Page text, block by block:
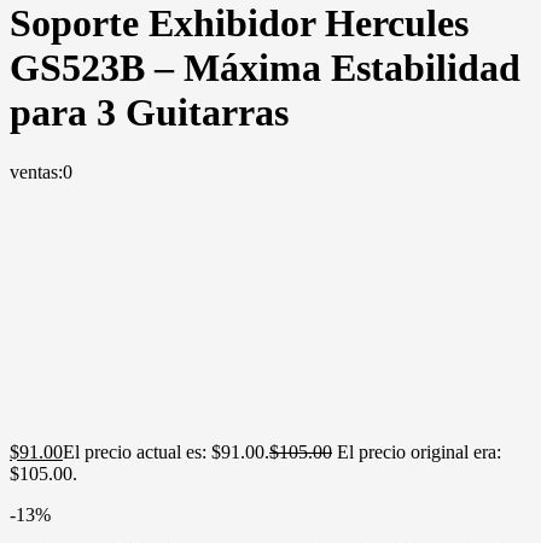
Soporte Exhibidor Hercules
GS523B – Máxima Estabilidad
para 3 Guitarras
ventas:0
$91.00El precio actual es: $91.00.$105.00 El precio original era:
$105.00.
-13%